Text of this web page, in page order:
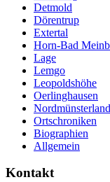
Detmold
Dörentrup
Extertal
Horn-Bad
Lage
Lemgo
Leopoldshöhe
Oerlinghausen
Nordmünsterland
Ortschroniken
Biographien
Allgemein
Kontakt